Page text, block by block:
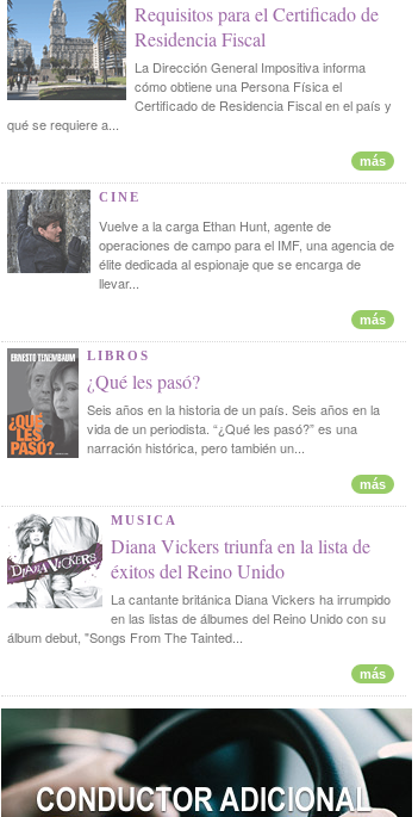
Requisitos para el Certificado de
Residencia Fiscal
La Dirección General Impositiva informa
cómo obtiene una Persona Física el
Certificado de Residencia Fiscal en el país y
qué se requiere a...
más
CINE
Vuelve a la carga Ethan Hunt, agente de
operaciones de campo para el IMF, una agencia de
élite dedicada al espionaje que se encarga de
llevar...
más
LIBROS
¿Qué les pasó?
Seis años en la historia de un país. Seis años en la
vida de un periodista. “¿Qué les pasó?” es una
narración histórica, pero también un...
más
MUSICA
Diana Vickers triunfa en la lista de
éxitos del Reino Unido
La cantante británica Diana Vickers ha irrumpido
en las listas de álbumes del Reino Unido con su
álbum debut, "Songs From The Tainted...
más